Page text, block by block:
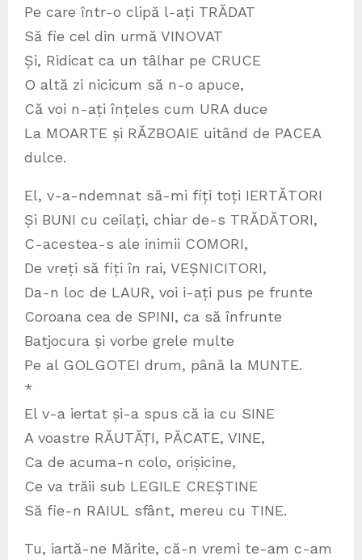
Pe care într-o clipă l-ați TRĂDAT
Să fie cel din urmă VINOVAT
Și, Ridicat ca un tâlhar pe CRUCE
O altă zi nicicum să n-o apuce,
Că voi n-ați înțeles cum URA duce
La MOARTE și RĂZBOAIE uitând de PACEA
dulce.
El, v-a-ndemnat să-mi fiți toți IERTĂTORI
Și BUNI cu ceilați, chiar de-s TRĂDĂTORI,
C-acestea-s ale inimii COMORI,
De vreți să fiți în rai, VEȘNICITORI,
Da-n loc de LAUR, voi i-ați pus pe frunte
Coroana cea de SPINI, ca să înfrunte
Batjocura și vorbe grele multe
Pe al GOLGOTEI drum, până la MUNTE.
*
El v-a iertat și-a spus că ia cu SINE
A voastre RĂUTĂȚI, PĂCATE, VINE,
Ca de acuma-n colo, orișicine,
Ce va trăii sub LEGILE CREȘTINE
Să fie-n RAIUL sfânt, mereu cu TINE.
Tu, iartă-ne Mărite, că-n vremi te-am c-am